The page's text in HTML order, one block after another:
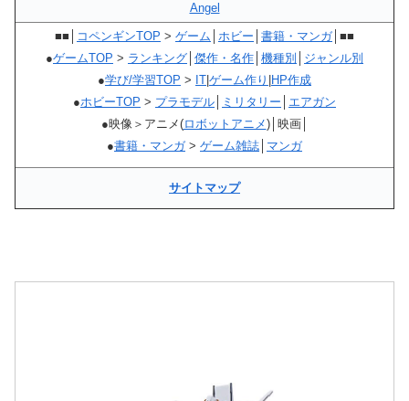
Angel
■■│ コペンギンTOP > ゲーム ホビー 書籍・マンガ│■■
●ゲームTOP > ランキング 傑作・名作 機種別
ジャンル別
●学び/学習TOP > IT ゲーム作り HP作成
●ホビーTOP > プラモデル ミリタリー
エアガン
●映像＞アニメ(ロボットアニメ)│映画│
●書籍・マンガ> ゲーム雑誌 マンガ
サイトマップ